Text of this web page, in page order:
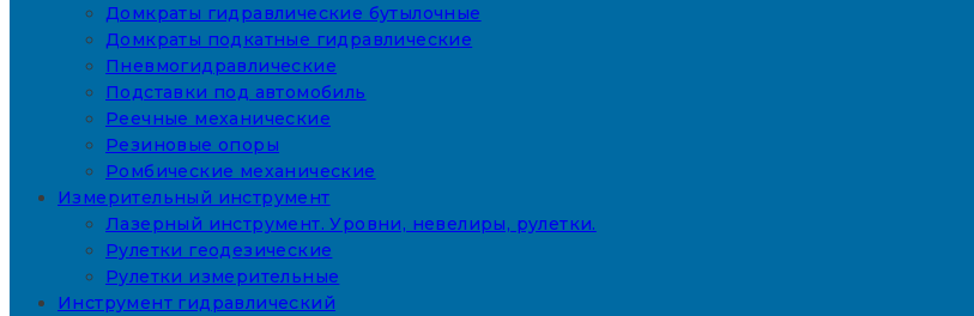
Домкраты гидравлические бутылочные
Домкраты подкатные гидравлические
Пневмогидравлические
Подставки под автомобиль
Реечные механические
Резиновые опоры
Ромбические механические
Измерительный инструмент
Лазерный инструмент. Уровни, невелиры, рулетки.
Рулетки геодезические
Рулетки измерительные
Инструмент гидравлический